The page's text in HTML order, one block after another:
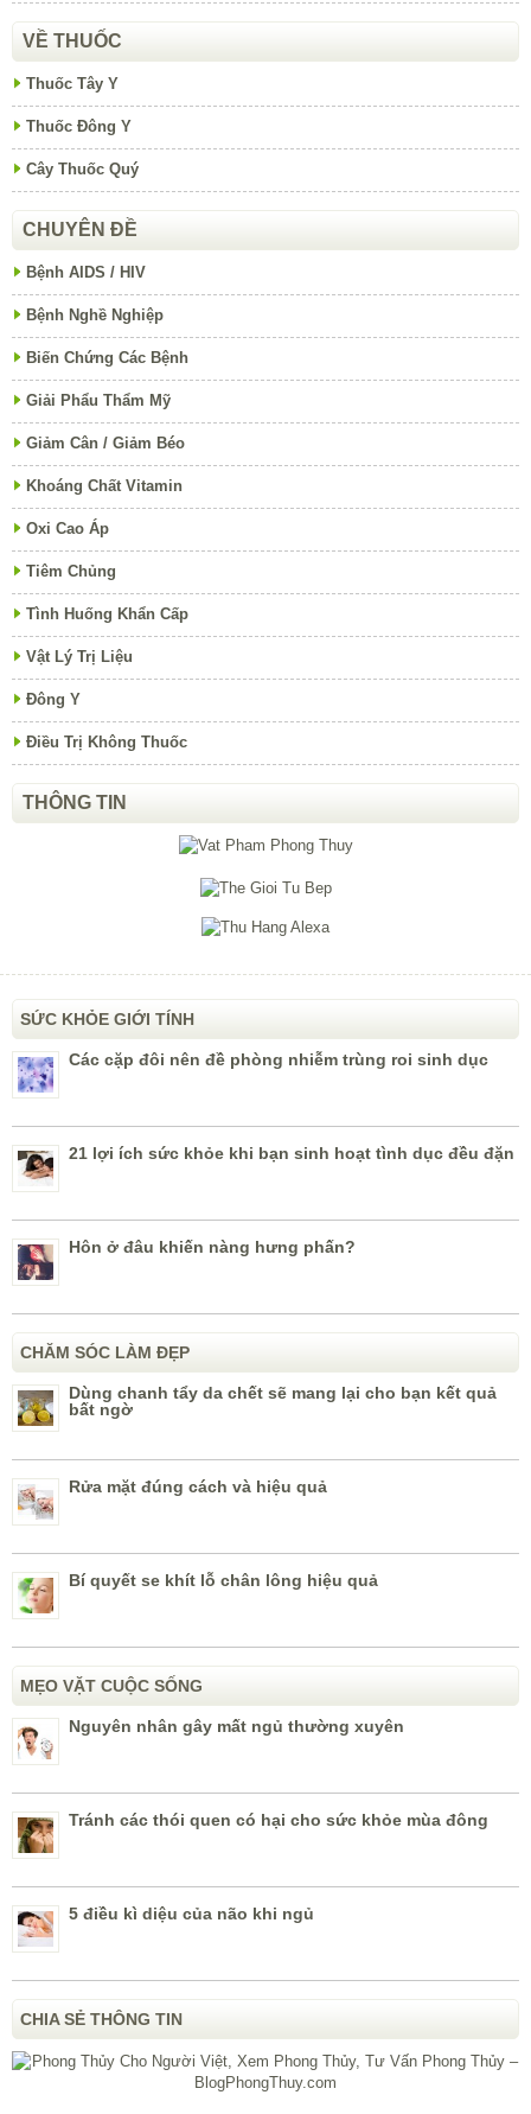
VỀ THUỐC
Thuốc Tây Y
Thuốc Đông Y
Cây Thuốc Quý
CHUYÊN ĐỀ
Bệnh AIDS / HIV
Bệnh Nghề Nghiệp
Biến Chứng Các Bệnh
Giải Phẩu Thẩm Mỹ
Giảm Cân / Giảm Béo
Khoáng Chất Vitamin
Oxi Cao Áp
Tiêm Chủng
Tình Huống Khẩn Cấp
Vật Lý Trị Liệu
Đông Y
Điều Trị Không Thuốc
THÔNG TIN
SỨC KHỎE GIỚI TÍNH
Các cặp đôi nên đề phòng nhiễm trùng roi sinh dục
21 lợi ích sức khỏe khi bạn sinh hoạt tình dục đều đặn
Hôn ở đâu khiến nàng hưng phấn?
CHĂM SÓC LÀM ĐẸP
Dùng chanh tẩy da chết sẽ mang lại cho bạn kết quả
bất ngờ
Rửa mặt đúng cách và hiệu quả
Bí quyết se khít lỗ chân lông hiệu quả
MẸO VẶT CUỘC SỐNG
Nguyên nhân gây mất ngủ thường xuyên
Tránh các thói quen có hại cho sức khỏe mùa đông
5 điều kì diệu của não khi ngủ
CHIA SẺ THÔNG TIN